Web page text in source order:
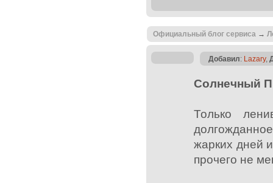
Официальный блог сервиса →
Добавил: Lazary,
Солнечный
Только
жарких дней
прочего не